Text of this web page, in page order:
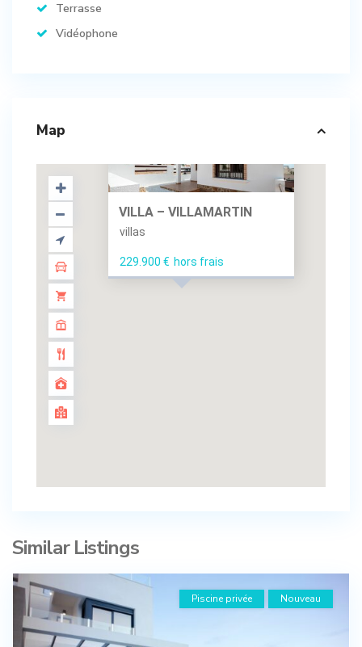
Terrasse
Vidéophone
Map
VILLA – VILLAMARTIN
villas
229.900 € hors frais
Similar Listings
Piscine privée Nouveau